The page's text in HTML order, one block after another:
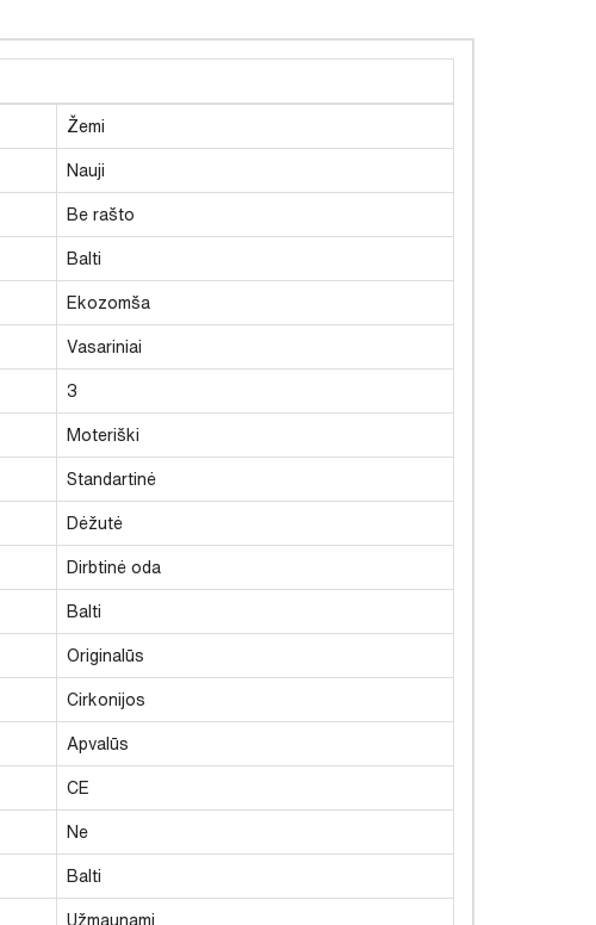
Žemi
Nauji
Be rašto
Balti
Ekozomša
Vasariniai
3
Moteriški
Standartinė
Dėžutė
Dirbtinė oda
Balti
Originalūs
Cirkonijos
Apvalūs
CE
Ne
Balti
Užmaunami